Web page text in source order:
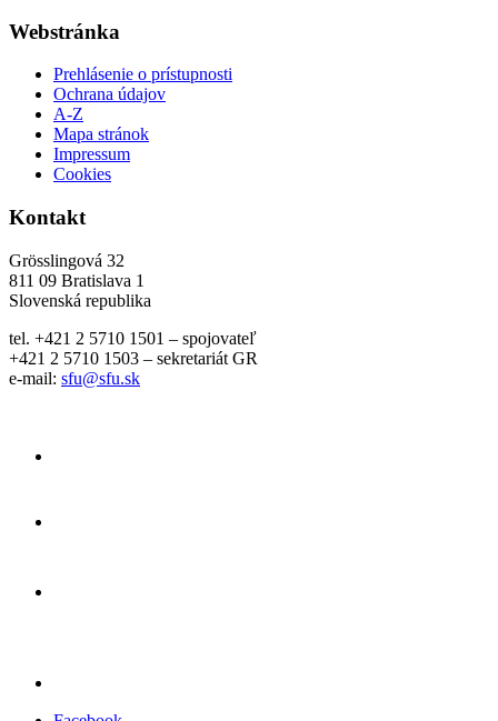
Webstránka
Prehlásenie o prístupnosti
Ochrana údajov
A-Z
Mapa stránok
Impressum
Cookies
Kontakt
Grösslingová 32
811 09 Bratislava 1
Slovenská republika
tel. +421 2 5710 1501 – spojovateľ
+421 2 5710 1503 – sekretariát GR
e-mail: sfu@sfu.sk